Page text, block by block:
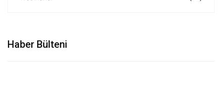
Haber Bülteni